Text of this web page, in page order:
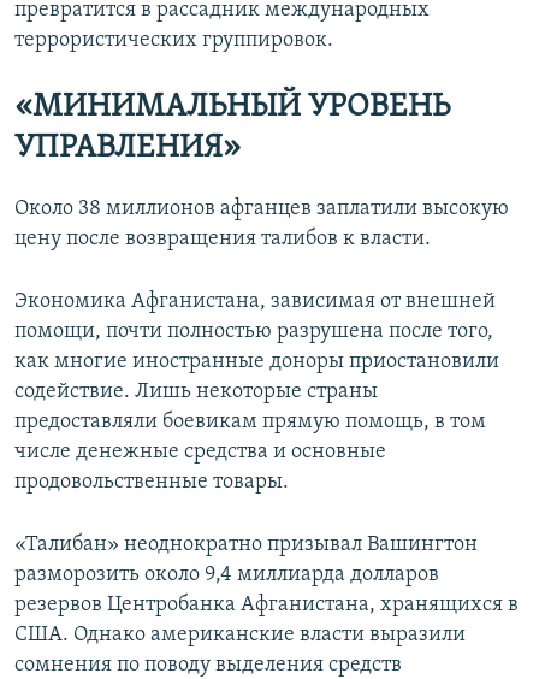
превратится в рассадник международных
террористических группировок.
«МИНИМАЛЬНЫЙ УРОВЕНЬ
УПРАВЛЕНИЯ»
Около 38 миллионов афганцев заплатили высокую
цену после возвращения талибов к власти.
Экономика Афганистана, зависимая от внешней
помощи, почти полностью разрушена после того,
как многие иностранные доноры приостановили
содействие. Лишь некоторые страны
предоставляли боевикам прямую помощь, в том
числе денежные средства и основные
продовольственные товары.
«Талибан» неоднократно призывал Вашингтон
разморозить около 9,4 миллиарда долларов
резервов Центробанка Афганистана, хранящихся в
США. Однако американские власти выразили
сомнения по поводу выделения средств